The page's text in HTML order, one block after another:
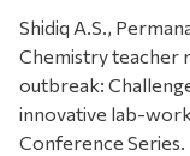
Shidiq A.S.,
Chemistry teacher
outbreak:
innovative lab-work
Conference Series.